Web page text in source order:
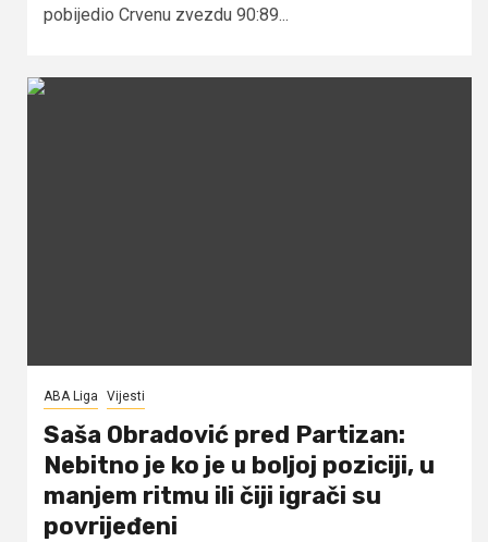
pobijedio Crvenu zvezdu 90:89...
ABA Liga Vijesti
Saša Obradović pred Partizan:
Nebitno je ko je u boljoj poziciji, u
manjem ritmu ili čiji igrači su
povrijeđeni